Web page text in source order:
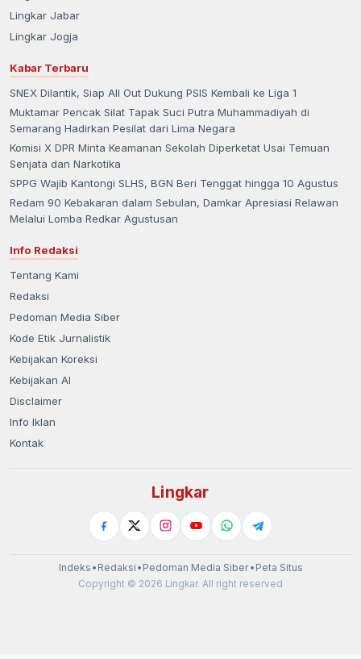
Lingkar Jabar
Lingkar Jogja
Kabar Terbaru
SNEX Dilantik, Siap All Out Dukung PSIS Kembali ke Liga 1
Muktamar Pencak Silat Tapak Suci Putra Muhammadiyah di
Semarang Hadirkan Pesilat dari Lima Negara
Komisi X DPR Minta Keamanan Sekolah Diperketat Usai Temuan
Senjata dan Narkotika
SPPG Wajib Kantongi SLHS, BGN Beri Tenggat hingga 10 Agustus
Redam 90 Kebakaran dalam Sebulan, Damkar Apresiasi Relawan
Melalui Lomba Redkar Agustusan
Info Redaksi
Tentang Kami
Redaksi
Pedoman Media Siber
Kode Etik Jurnalistik
Kebijakan Koreksi
Kebijakan AI
Disclaimer
Info Iklan
Kontak
Lingkar
Indeks • Redaksi • Pedoman Media Siber• Peta Situs
Copyright © 2026 Lingkar. All right reserved